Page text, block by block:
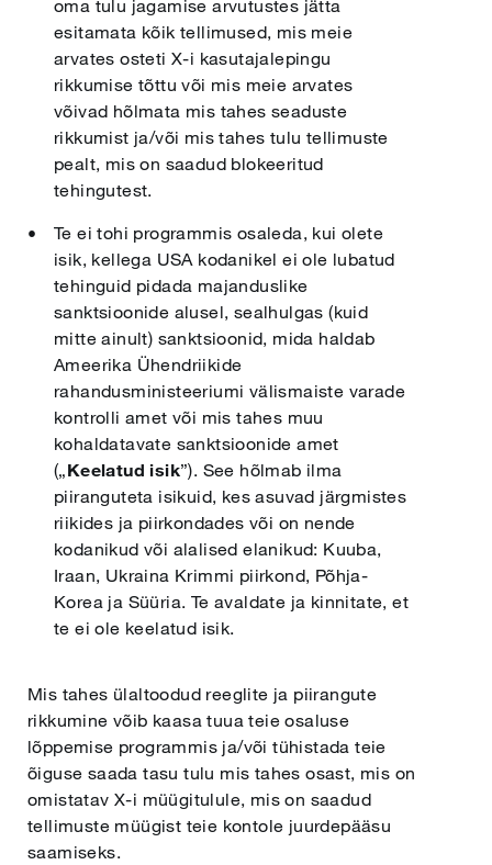
oma tulu jagamise arvutustes jätta
esitamata kõik tellimused, mis meie
arvates osteti X-i kasutajalepingu
rikkumise tõttu või mis meie arvates
võivad hõlmata mis tahes seaduste
rikkumist ja/või mis tahes tulu tellimuste
pealt, mis on saadud blokeeritud
tehingutest.
Te ei tohi programmis osaleda, kui olete
isik, kellega USA kodanikel ei ole lubatud
tehinguid pidada majanduslike
sanktsioonide alusel, sealhulgas (kuid
mitte ainult) sanktsioonid, mida haldab
Ameerika Ühendriikide
rahandusministeeriumi välismaiste varade
kontrolli amet või mis tahes muu
kohaldatavate sanktsioonide amet
(„Keelatud isik”). See hõlmab ilma
piiranguteta isikuid, kes asuvad järgmistes
riikides ja piirkondades või on nende
kodanikud või alalised elanikud: Kuuba,
Iraan, Ukraina Krimmi piirkond, Põhja-
Korea ja Süüria. Te avaldate ja kinnitate, et
te ei ole keelatud isik.
Mis tahes ülaltoodud reeglite ja piirangute
rikkumine võib kaasa tuua teie osaluse
lõppemise programmis ja/või tühistada teie
õiguse saada tasu tulu mis tahes osast, mis on
omistatav X-i müügitulule, mis on saadud
tellimuste müügist teie kontole juurdepääsu
saamiseks.